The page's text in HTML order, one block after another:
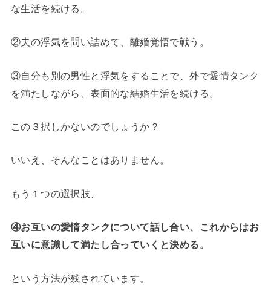
な生活を続ける。
②夫の浮気を問い詰めて、離婚覚悟で戦う。
③自分も別の男性と浮気をすることで、外で愛情タンク
を満たしながら、表面的な結婚生活を続ける。
この３択しかないのでしょうか？
いいえ、そんなことはありません。
もう１つの選択肢、
④お互いの愛情タンクについて話し合い、これからはお
互いに意識して満たし合っていくと決める。
という方法が残されています。